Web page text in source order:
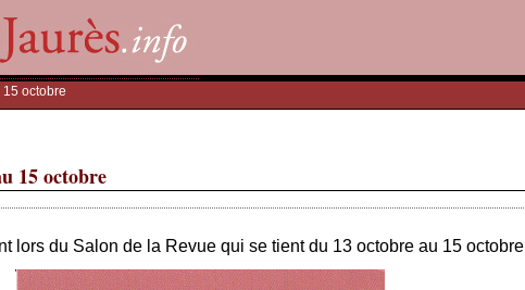
octobre
15 octobre
lors du Salon de la Revue qui se tient du 13 octobre au 15 octobre